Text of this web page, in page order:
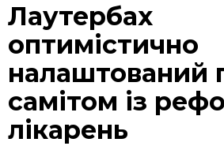
Лаутербах
оптимістично
налаштований
самітом із
лікарень